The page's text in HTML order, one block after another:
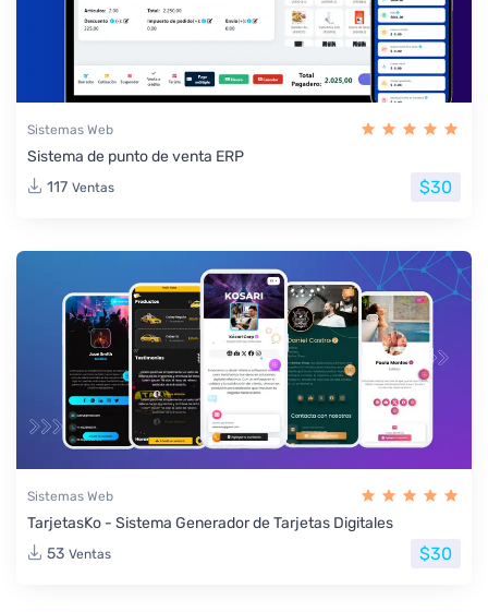
Sistemas Web
Sistema de punto de venta ERP
117 Ventas $30
Sistemas Web
TarjetasKo - Sistema Generador de Tarjetas Digitales
53 Ventas $30